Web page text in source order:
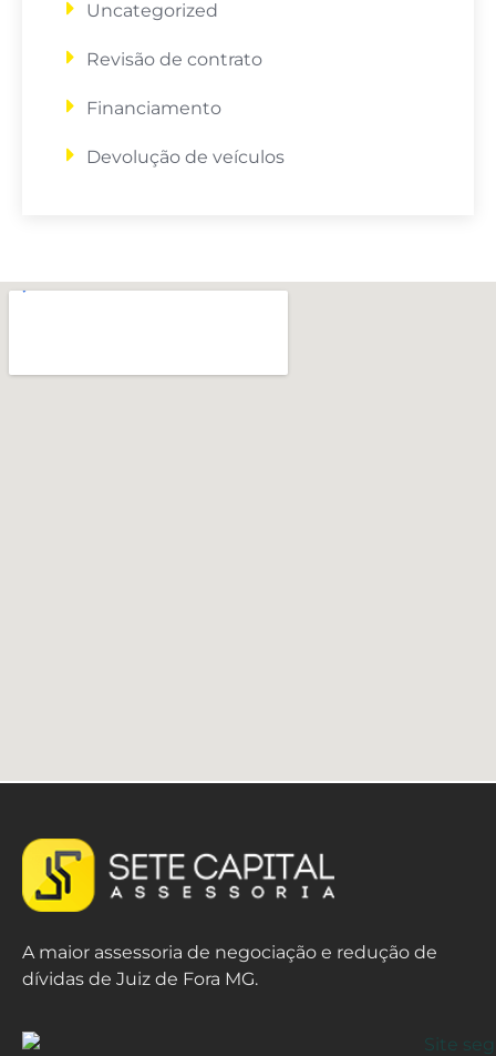
Uncategorized
Revisão de contrato
Financiamento
Devolução de veículos
A maior assessoria de negociação e redução de
dívidas de Juiz de Fora MG.